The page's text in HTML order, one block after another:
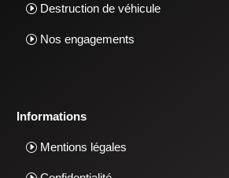
Destruction de véhicule
Nos engagements
Informations
Mentions légales